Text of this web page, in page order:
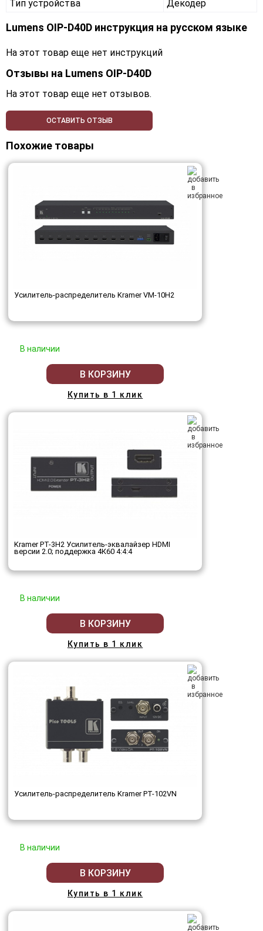
Тип устройства Декодер
Lumens OIP-D40D инструкция на русском языке
На этот товар еще нет инструкций
Отзывы на Lumens OIP-D40D
На этот товар еще нет отзывов.
ОСТАВИТЬ ОТЗЫВ
Похожие товары
Усилитель-распределитель Kramer VM-10H2
В наличии
В КОРЗИНУ
Купить в 1 клик
Kramer PT-3H2 Усилитель-эквалайзер HDMI
версии 2.0; поддержка 4К60 4:4:4
В наличии
В КОРЗИНУ
Купить в 1 клик
Усилитель-распределитель Kramer PT-102VN
В наличии
В КОРЗИНУ
Купить в 1 клик